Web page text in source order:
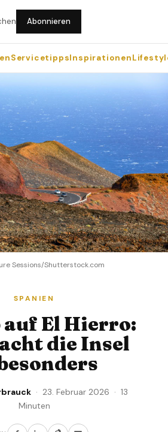
Abonnieren
ServicetippsInspirationen
Sessions/Shutterstock.com
SPANIEN
El Hierro:
die Insel
· 23. Februar 2026 · 13
Minuten